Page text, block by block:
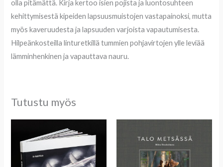
olla pitämättä. Kirja kertoo isien pojista ja luontosuhteen
kehittymisestä kipeiden lapsuusmuistojen vastapainoksi, mutta
myös kaveruudesta ja lapsuuden varjoista vapautumisesta.
Hilpeänkosteilla linturetkillä tummien pohjavirtojen ylle leviää
lämminhenkinen ja vapauttava nauru.
Tutustu myös